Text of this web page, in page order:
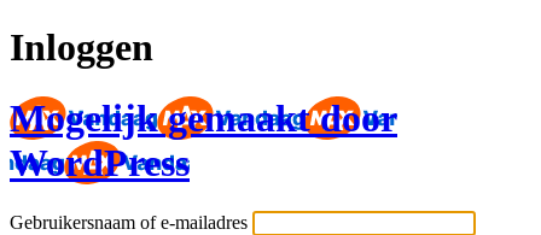
Inloggen
Mogelijk gemaakt door
WordPress
Gebruikersnaam of e-mailadres